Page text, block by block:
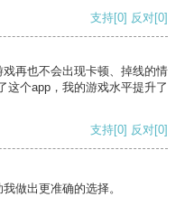
支持[0] 反对[0]
再也不会出现卡顿、掉线的情
这个app，我的游戏水平提升了
支持[0] 反对[0]
做出更准确的选择。